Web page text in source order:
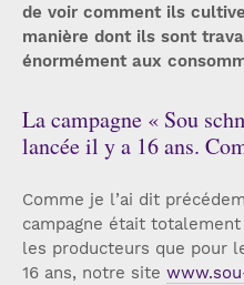
de voir comment ils
manière dont ils sont
énormément aux
La campagne « Sou
lancée il y a 16 ans.
Comme je l’ai dit
campagne était
les producteurs que pour
16 ans, notre site